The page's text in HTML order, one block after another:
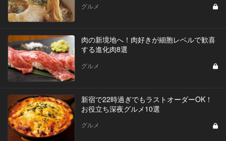
グルメ
肉の新境地へ！肉好きが細胞レベルで歓喜
する進化肉8選
グルメ
新宿で22時過ぎでもラストオーダーOK！
お役立ち深夜グルメ10選
グルメ